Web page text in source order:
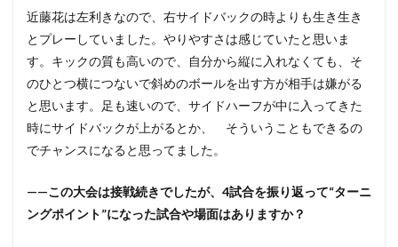
近藤花は左利きなので、右サイドバックの時よりも生き生き
とプレーしていました。やりやすさは感じていたと思いま
す。キックの質も高いので、自分から縦に入れなくても、そ
のひとつ横につないで斜めのボールを出す方が相手は嫌がる
と思います。足も速いので、サイドハーフが中に入ってきた
時にサイドバックが上がるとか、 そういうこともできるの
でチャンスになると思ってました。
——この大会は接戦続きでしたが、4試合を振り返って“ターニ
ングポイント”になった試合や場面はありますか？